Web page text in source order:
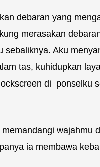
debaran yang
merasakan
sebaliknya. Aku
tas, kuhidupkan
di ponselku
wajahmu
ia membawa